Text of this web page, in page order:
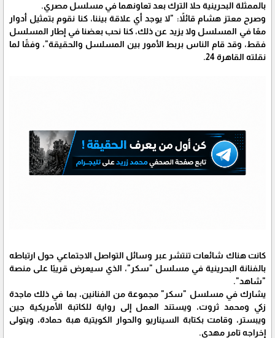
بالممثلة البحرينية حلا الترك بعد تعاونهما في مسلسل مصري.
وصرح معتز هشام قائلاً: "لا يوجد أي علاقة بيننا، كنا نقوم بتمثيل أدوار
معًا في المسلسل ولا يزيد عن ذلك، كنا نحب بعضنا في إطار المسلسل
فقط، وقد قام الناس بربط الأمور بين المسلسل والحقيقة"، وفقًا لما
نقلته القاهرة 24.
كانت هناك شائعات تنتشر عبر وسائل التواصل الاجتماعي حول ارتباطه
بالفنانة البحرينية في مسلسل "سكر"، الذي سيعرض قريبًا على منصة
"شاهد".
يشارك في مسلسل "سكر" مجموعة من الفنانين، بما في ذلك ماجدة
زكي ومحمد ثروت، ويستند العمل إلى رواية للكاتبة الأمريكية جين
ويبستر، وقامت بكتابة السيناريو والحوار الكويتية هبة حمادة، ويتولى
إخراجه تامر مهدي.